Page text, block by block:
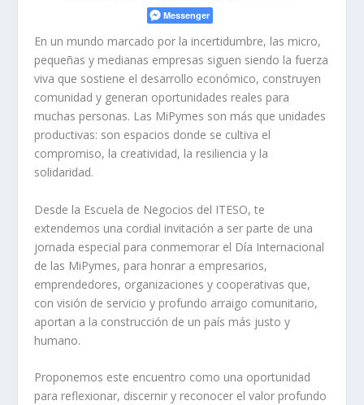
Messenger
En un mundo marcado por la incertidumbre, las micro,
pequeñas y medianas empresas siguen siendo la fuerza
viva que sostiene el desarrollo económico, construyen
comunidad y generan oportunidades reales para
muchas personas. Las MiPymes son más que unidades
productivas: son espacios donde se cultiva el
compromiso, la creatividad, la resiliencia y la
solidaridad.
Desde la Escuela de Negocios del ITESO, te
extendemos una cordial invitación a ser parte de una
jornada especial para conmemorar el Día Internacional
de las MiPymes, para honrar a empresarios,
emprendedores, organizaciones y cooperativas que,
con visión de servicio y profundo arraigo comunitario,
aportan a la construcción de un país más justo y
humano.
Proponemos este encuentro como una oportunidad
para reflexionar, discernir y reconocer el valor profundo